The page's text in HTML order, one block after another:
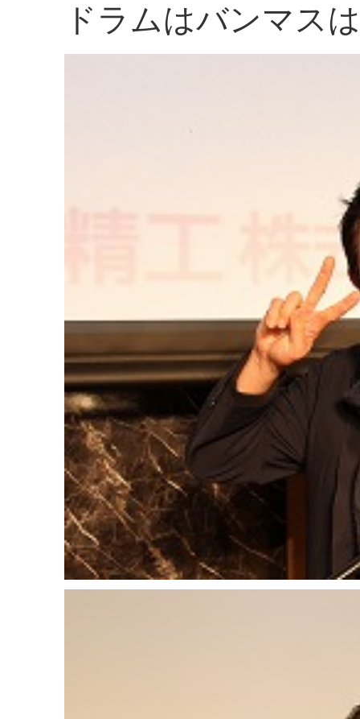
ドラムはバンマス